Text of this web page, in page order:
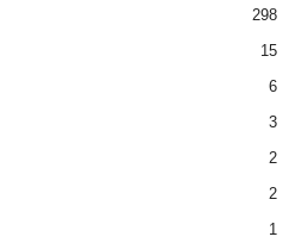
298
15
6
3
2
2
1